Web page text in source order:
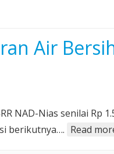
Air
NAD-Nias senilai Rp
berikutnya…. Read